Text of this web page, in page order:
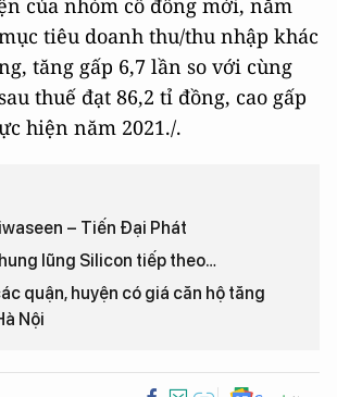
của nhóm cổ đông mới, năm
tiêu doanh thu/thu nhập khác
tăng gấp 6,7 lần so với cùng
thuế đạt 86,2 tỉ đồng, cao gấp
hiện năm 2021./.
– Tiến Đại Phát
lũng Silicon tiếp theo…
quận, huyện có giá căn hộ tăng
Nội